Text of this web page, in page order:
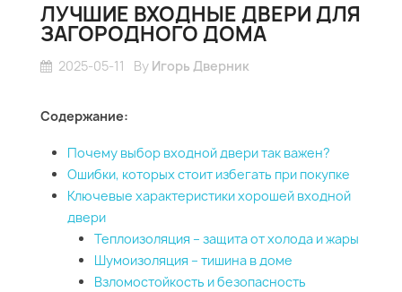
ЛУЧШИЕ ВХОДНЫЕ ДВЕРИ ДЛЯ
ЗАГОРОДНОГО ДОМА
2025-05-11 By Игорь Дверник
Содержание:
Почему выбор входной двери так важен?
Ошибки, которых стоит избегать при покупке
Ключевые характеристики хорошей входной
двери
Теплоизоляция – защита от холода и жары
Шумоизоляция – тишина в доме
Взломостойкость и безопасность